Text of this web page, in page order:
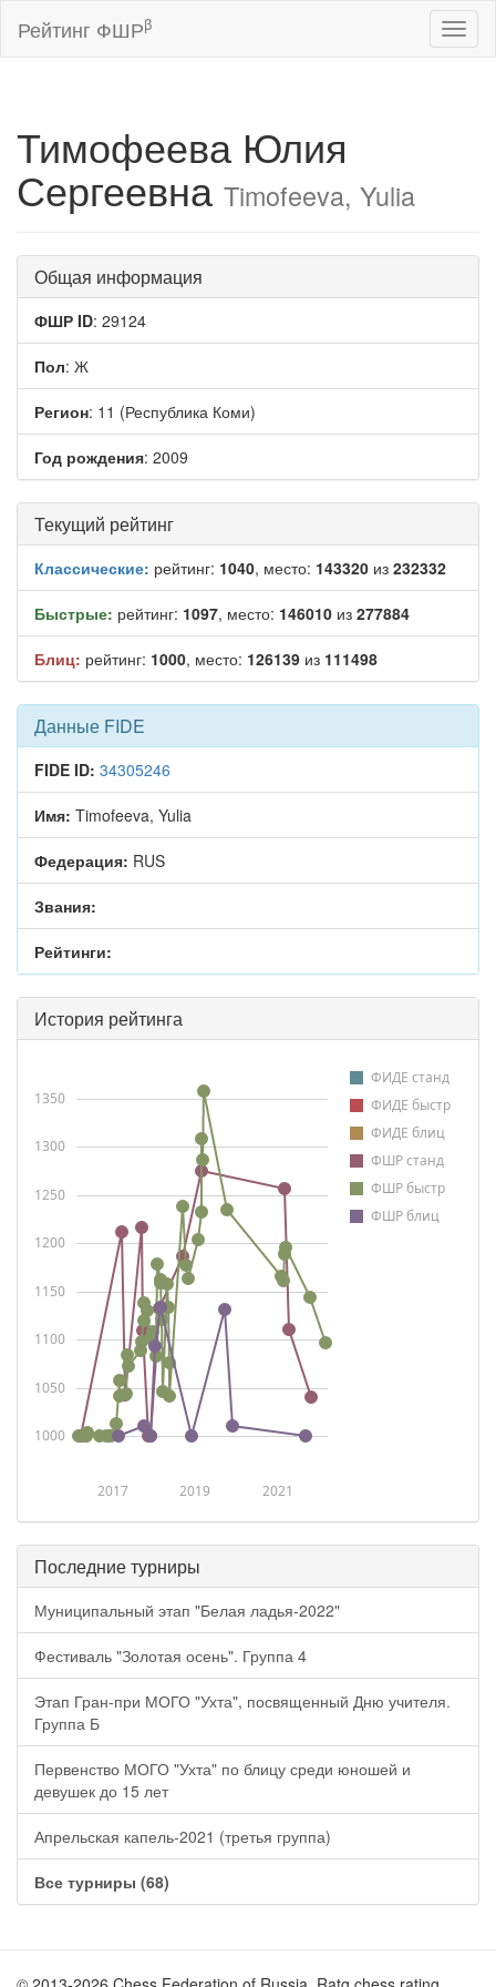
Рейтинг ФШРβ
Тимофеева Юлия
Сергеевна Timofeeva, Yulia
Общая информация
ФШР ID: 29124
Пол: Ж
Регион: 11 (Республика Коми)
Год рождения: 2009
Текущий рейтинг
Классические: рейтинг: 1040, место: 143320 из 232332
Быстрые: рейтинг: 1097, место: 146010 из 277884
Блиц: рейтинг: 1000, место: 126139 из 111498
Данные FIDE
FIDE ID: 34305246
Имя: Timofeeva, Yulia
Федерация: RUS
Звания:
Рейтинги:
История рейтинга
ФИДЕ станд
ФИДЕ быстр
ФИДЕ блиц
ФШР станд
ФШР быстр
ФШР блиц
2017 2019 2021
1000
1050
1100
1150
1200
1250
1300
1350
Последние турниры
Муниципальный этап "Белая ладья-2022"
Фестиваль "Золотая осень". Группа 4
Этап Гран-при МОГО "Ухта", посвященный Дню учителя.
Группа Б
Первенство МОГО "Ухта" по блицу среди юношей и
девушек до 15 лет
Апрельская капель-2021 (третья группа)
Все турниры (68)